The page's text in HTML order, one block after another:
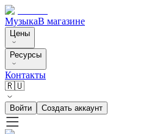
МузыкаВ магазине
Цены
Ресурсы
Контакты
🇷🇺
Войти Создать аккаунт